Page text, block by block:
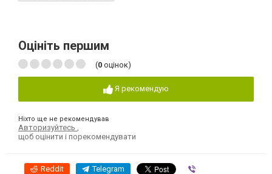
Оцініть першим
(0 оцінок)
Я рекомендую
Ніхто ще не рекомендував
Авторизуйтесь
щоб оцінити і порекомендувати
Reddit Telegram